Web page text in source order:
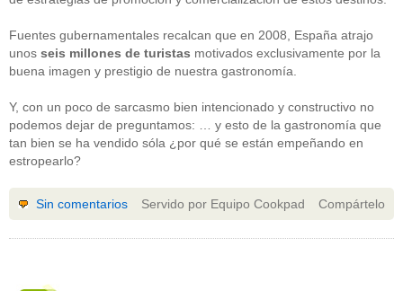
Fuentes gubernamentales recalcan que en 2008, España atrajo
unos seis millones de turistas motivados exclusivamente por la
buena imagen y prestigio de nuestra gastronomía.
Y, con un poco de sarcasmo bien intencionado y constructivo no
podemos dejar de preguntamos: … y esto de la gastronomía que
tan bien se ha vendido sóla ¿por qué se están empeñando en
estropearlo?
Servido por Equipo Cookpad
Sin comentarios Compártelo